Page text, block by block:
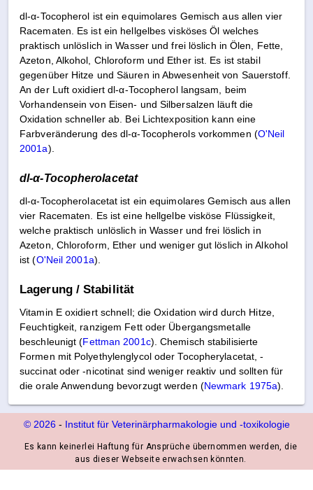
dl-α-Tocopherol ist ein equimolares Gemisch aus allen vier
Racematen. Es ist ein hellgelbes visköses Öl welches
praktisch unlöslich in Wasser und frei löslich in Ölen, Fette,
Azeton, Alkohol, Chloroform und Ether ist. Es ist stabil
gegenüber Hitze und Säuren in Abwesenheit von Sauerstoff.
An der Luft oxidiert dl-α-Tocopherol langsam, beim
Vorhandensein von Eisen- und Silbersalzen läuft die
Oxidation schneller ab. Bei Lichtexposition kann eine
Farbveränderung des dl-α-Tocopherols vorkommen (O'Neil
2001a).
dl-α-Tocopherolacetat
dl-α-Tocopherolacetat ist ein equimolares Gemisch aus allen
vier Racematen. Es ist eine hellgelbe visköse Flüssigkeit,
welche praktisch unlöslich in Wasser und frei löslich in
Azeton, Chloroform, Ether und weniger gut löslich in Alkohol
ist (O'Neil 2001a).
Lagerung / Stabilität
Vitamin E oxidiert schnell; die Oxidation wird durch Hitze,
Feuchtigkeit, ranzigem Fett oder Übergangsmetalle
beschleunigt (Fettman 2001c). Chemisch stabilisierte
Formen mit Polyethylenglycol oder Tocopherylacetat, -
succinat oder -nicotinat sind weniger reaktiv und sollten für
die orale Anwendung bevorzugt werden (Newmark 1975a).
© 2026- Institut für Veterinärpharmakologie und ‑toxikologie
Es kann keinerlei Haftung für Ansprüche übernommen werden, die
aus dieser Webseite erwachsen könnten.